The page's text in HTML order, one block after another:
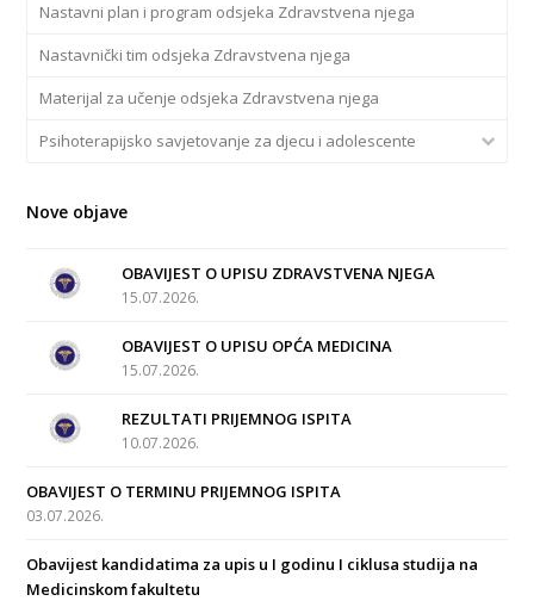
Nastavni plan i program odsjeka Zdravstvena njega
Nastavnički tim odsjeka Zdravstvena njega
Materijal za učenje odsjeka Zdravstvena njega
Psihoterapijsko savjetovanje za djecu i adolescente
Nove objave
OBAVIJEST O UPISU ZDRAVSTVENA NJEGA
15.07.2026.
OBAVIJEST O UPISU OPĆA MEDICINA
15.07.2026.
REZULTATI PRIJEMNOG ISPITA
10.07.2026.
OBAVIJEST O TERMINU PRIJEMNOG ISPITA
03.07.2026.
Obavijest kandidatima za upis u I godinu I ciklusa studija na
Medicinskom fakultetu